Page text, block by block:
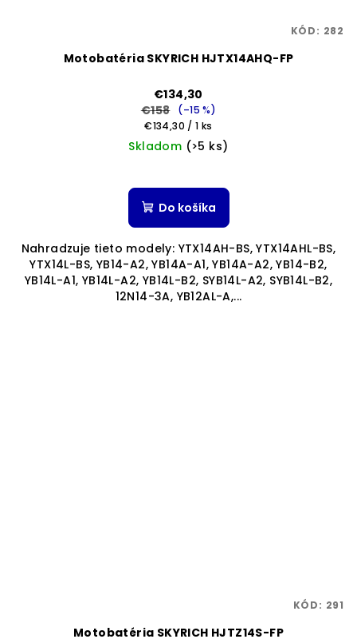
Motobatéria SKYRICH HJTX14AHQ-FP
€134,30
€158
(–15 %)
Jednotková
cena:
€134,30 / 1 ks
Skladom (>5 ks)
Do košíka
Nahradzuje tieto modely: YTX14AH-BS, YTX14AHL-BS,
YTX14L-BS, YB14-A2, YB14A-A1, YB14A-A2, YB14-B2,
YB14L-A1, YB14L-A2, YB14L-B2, SYB14L-A2, SYB14L-B2,
12N14-3A, YB12AL-A,...
KÓD: 282
Motobatéria SKYRICH HJTZ14S-FP
KÓD: 291